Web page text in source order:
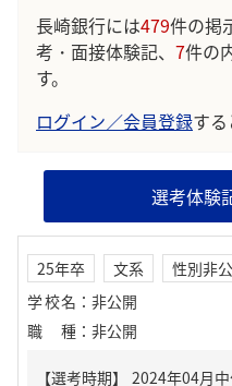
長崎銀行には479件の掲
考・面接体験記、 7件の
す。
ログイン／会員登録する
選考体験
25年卒 文系
性別非
学校名 ： 非公開
職種 ： 非公開